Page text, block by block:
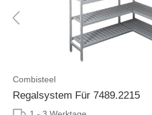
Combisteel
Regalsystem Für 7489.2215